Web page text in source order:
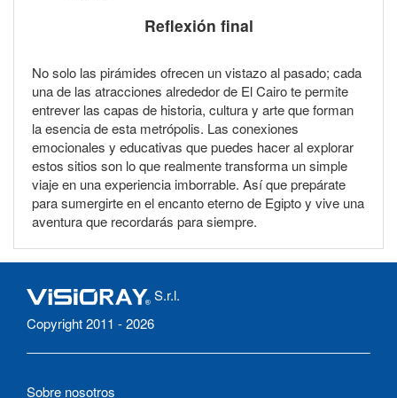
Reflexión final
No solo las pirámides ofrecen un vistazo al pasado; cada
una de las atracciones alrededor de El Cairo te permite
entrever las capas de historia, cultura y arte que forman
la esencia de esta metrópolis. Las conexiones
emocionales y educativas que puedes hacer al explorar
estos sitios son lo que realmente transforma un simple
viaje en una experiencia imborrable. Así que prepárate
para sumergirte en el encanto eterno de Egipto y vive una
aventura que recordarás para siempre.
S.r.l.
Copyright 2011 - 2026
Sobre nosotros